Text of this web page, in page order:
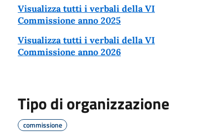
Visualizza tutti i verbali della VI
Commissione anno 2025
Visualizza tutti i verbali della VI
Commissione anno 2026
Tipo di organizzazione
commissione